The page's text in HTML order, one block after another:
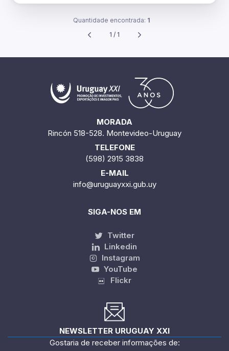
Quantidade encontrada: 1
1 / 1
MORADA
Rincón 518-528. Montevideo-Uruguay
TELEFONE
(598) 2915 3838
E-MAIL
info@uruguayxxi.gub.uy
SIGA-NOS EM
Twitter
Linkedin
Instagram
YouTube
Flickr
NEWSLETTER URUGUAY XXI
Gostaria de receber informações de: